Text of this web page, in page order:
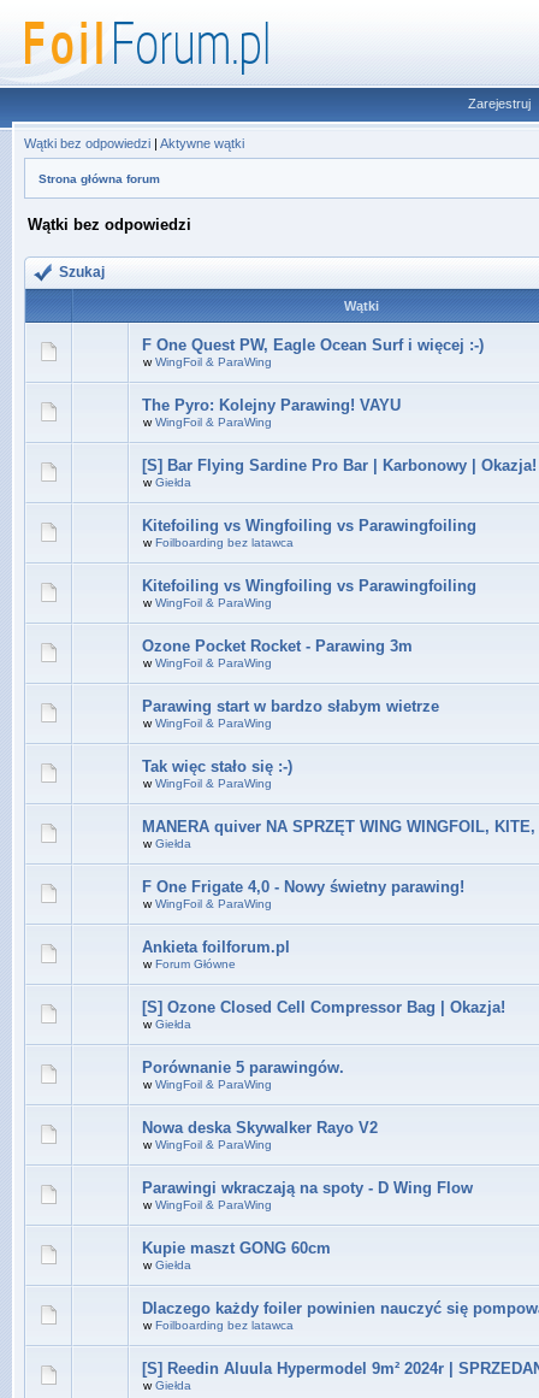
Zarejestruj
Wątki bez odpowiedzi | Aktywne wątki
Strona główna forum
Wątki bez odpowiedzi
Szukaj
Wątki
F One Quest PW, Eagle Ocean Surf i więcej :-)
wWingFoil & ParaWing
The Pyro: Kolejny Parawing! VAYU
wWingFoil & ParaWing
[S] Bar Flying Sardine Pro Bar | Karbonowy | Okazja!
wGiełda
Kitefoiling vs Wingfoiling vs Parawingfoiling
wFoilboarding bez latawca
Kitefoiling vs Wingfoiling vs Parawingfoiling
wWingFoil & ParaWing
Ozone Pocket Rocket - Parawing 3m
wWingFoil & ParaWing
Parawing start w bardzo słabym wietrze
wWingFoil & ParaWing
Tak więc stało się :-)
wWingFoil & ParaWing
MANERA quiver NA SPRZĘT WING WINGFOIL, KITE,
wGiełda
F One Frigate 4,0 - Nowy świetny parawing!
wWingFoil & ParaWing
Ankieta foilforum.pl
wForum Główne
[S] Ozone Closed Cell Compressor Bag | Okazja!
wGiełda
Porównanie 5 parawingów.
wWingFoil & ParaWing
Nowa deska Skywalker Rayo V2
wWingFoil & ParaWing
Parawingi wkraczają na spoty - D Wing Flow
wWingFoil & ParaWing
Kupie maszt GONG 60cm
wGiełda
Dlaczego każdy foiler powinien nauczyć się
wFoilboarding bez latawca
[S] Reedin Aluula Hypermodel 9m² 2024r |
wGiełda